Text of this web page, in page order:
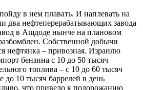
в нем плавать. И наплевать на
два нефтеперерабатывающих завода
в Ашдоде нынче на плановом
Собственной добычи
нефтянка – привозная. Израилю
бензина с 10 до 50 тысяч
топлива – с 10 до 60 тысяч
до 10 тысяч баррелей в день
что привело к подорожанию